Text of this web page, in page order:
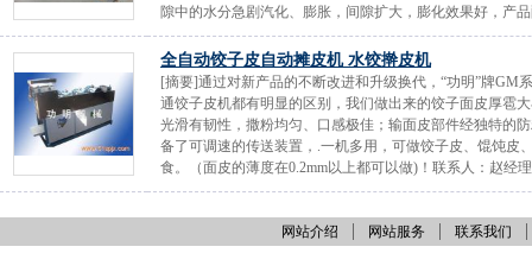
隙中的水分急剧汽化、膨胀，间隙扩大，膨化效果好，产
全自动饺子皮自动摊皮机 水饺擀皮机
[摘要]通过对新产品的不断改进和升级换代，“功明”牌
通饺子皮机都有明显的区别，我们做出来的饺子面皮厚雹
光滑有韧性，撒粉均匀、口感极佳；输面皮部件经独特的
备了可调速的传送装置，.一机多用，可做饺子皮、馄饨皮
食。（面皮的薄度在0.2mm以上都可以做)！联系人：赵经
网站介绍 网站服务 联系我们